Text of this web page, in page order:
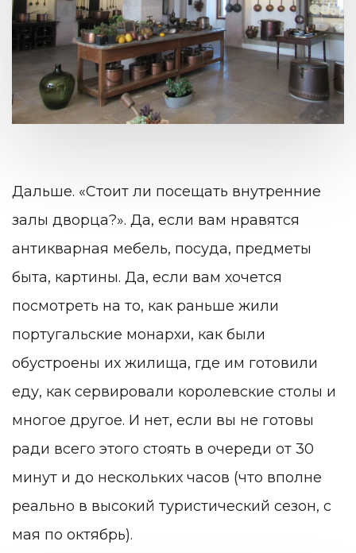
Дальше. «Стоит ли посещать внутренние
залы дворца?». Да, если вам нравятся
антикварная мебель, посуда, предметы
быта, картины. Да, если вам хочется
посмотреть на то, как раньше жили
португальские монархи, как были
обустроены их жилища, где им готовили
еду, как сервировали королевские столы и
многое другое. И нет, если вы не готовы
ради всего этого стоять в очереди от 30
минут и до нескольких часов (что вполне
реально в высокий туристический сезон, с
мая по октябрь).